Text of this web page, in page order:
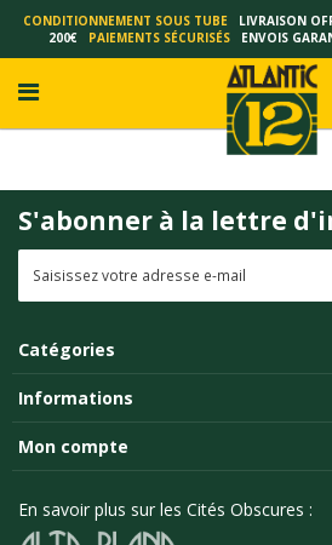
CONDITIONNEMENT SOUS TUBE
LIVRAISON
200€
PAIEMENTS SÉCURISÉS ENVOIS
FRANÇOIS SCHUITEN
SCHUITEN - LAURENT DURIEUX
SCHUITEN - PEETERS
SCHUITEN - PLISSART
SCHUITEN - ZILLER
SCHUITEN - LI KUNWU
LUC SCHUITEN
S'abonner à la lettre
Catégories
Informations
Mon compte
En savoir plus sur les Cités Obscures :